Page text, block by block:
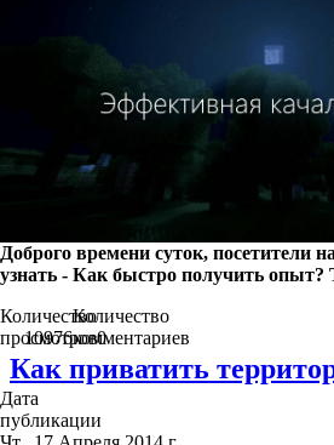
Доброго времени суток, посетители
узнать - Как быстро получить опыт?
Количество
просмотров
10976
Количество
комментариев
0
Как приватить
Дата
публикации